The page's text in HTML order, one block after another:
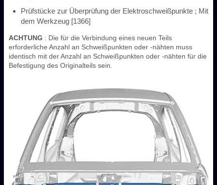
Prüfstücke zur Überprüfung der Elektroschweißpunkte ; Mit
dem Werkzeug [1366]
ACHTUNG : Die für die Verbindung eines neuen Teils
erforderliche Anzahl an Schweißpunkten oder -nähten muss
identisch mit der Anzahl an Schweißpunkten oder -nähten für die
Befestigung des Originalteils sein.